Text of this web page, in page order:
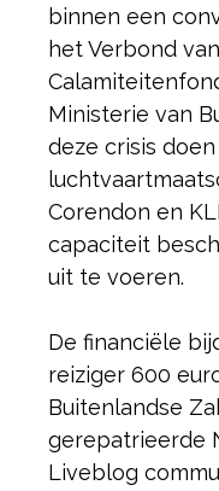
binnen een
het Verbond
Ministerie van
deze crisis
Corendon en
capaciteit
uit te voeren.
De financiële
reiziger 600
Buitenlandse
gerepatrieerde
Liveblog